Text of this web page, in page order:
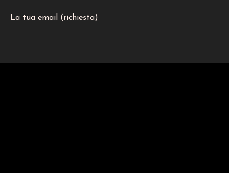
La tua email (richiesta)